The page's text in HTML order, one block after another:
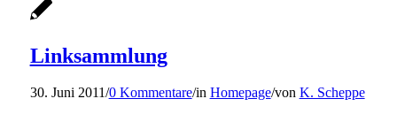
Linksammlung
30. Juni 2011/0 Kommentare/in Homepage/von K. Scheppe